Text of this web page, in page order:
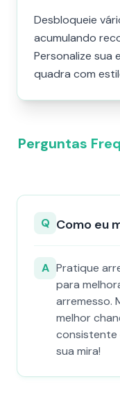
Desbloqueie
acumulando
Personalize sua
quadra com
Perguntas
Q Como eu
A Pratique
para
arremesso.
melhor
consistente
sua mira!